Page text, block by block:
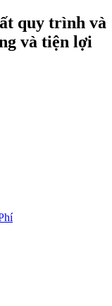
quy trình và
và tiện lợi